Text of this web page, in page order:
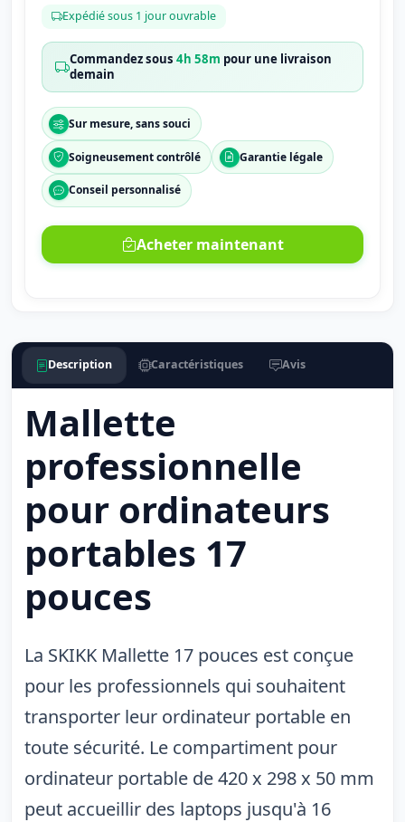
Expédié sous 1 jour ouvrable
Commandez sous 4h 58m pour une livraison
demain
Sur mesure, sans souci
Soigneusement contrôlé Garantie légale
Conseil personnalisé
Acheter maintenant
Description Caractéristiques Avis
Mallette
professionnelle
pour ordinateurs
portables 17
pouces
La SKIKK Mallette 17 pouces est conçue
pour les professionnels qui souhaitent
transporter leur ordinateur portable en
toute sécurité. Le compartiment pour
ordinateur portable de 420 x 298 x 50 mm
peut accueillir des laptops jusqu'à 16